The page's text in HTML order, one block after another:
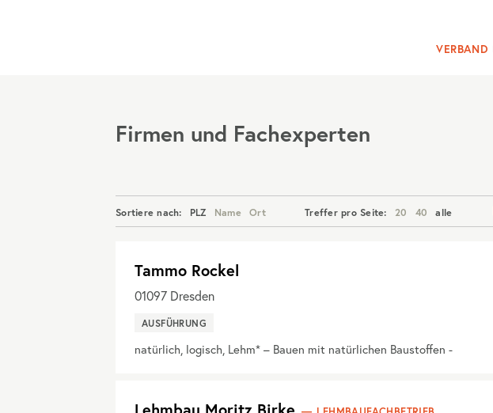
VERBAND
Firmen und Fachexperten
Sortiere nach: PLZ Name Ort Treffer pro Seite: 20 40 alle
Tammo Rockel
01097 Dresden
AUSFÜHRUNG
natürlich, logisch, Lehm* – Bauen mit natürlichen Baustoffen -